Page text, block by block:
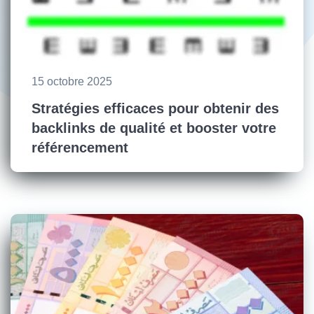
15 octobre 2025
Stratégies efficaces pour obtenir des
backlinks de qualité et booster votre
référencement